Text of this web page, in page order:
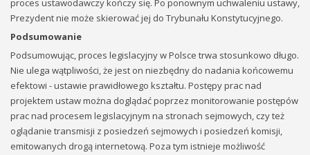
proces ustawodawczy kończy się. Po ponownym uchwaleniu ustawy,
Prezydent nie może skierować jej do Trybunału Konstytucyjnego.
Podsumowanie
Podsumowując, proces legislacyjny w Polsce trwa stosunkowo długo.
Nie ulega wątpliwości, że jest on niezbędny do nadania końcowemu
efektowi - ustawie prawidłowego kształtu. Postępy prac nad
projektem ustaw można doglądać poprzez monitorowanie postępów
prac nad procesem legislacyjnym na stronach sejmowych, czy też
oglądanie transmisji z posiedzeń sejmowych i posiedzeń komisji,
emitowanych drogą internetową. Poza tym istnieje możliwość